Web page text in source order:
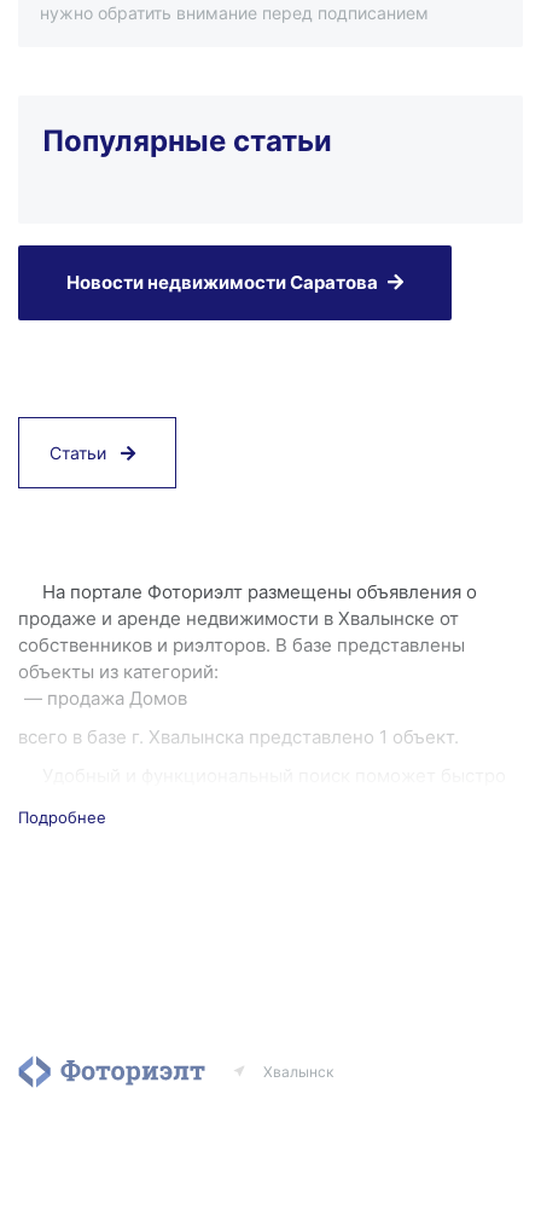
нужно обратить внимание перед подписанием
Популярные статьи
Новости недвижимости Саратова
Статьи
На портале Фоториэлт размещены объявления о
продаже и аренде недвижимости в Хвалынске от
собственников и риэлторов. В базе представлены
объекты из категорий:
продажа Домов
всего в базе г. Хвалынска представлено 1 объект.
новых объявлений позволит отследить появление
Подробнее
Хвалынск